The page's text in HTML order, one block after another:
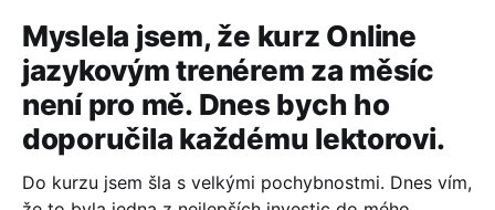
Myslela jsem, že kurz Online
jazykovým trenérem za měsíc
není pro mě. Dnes bych ho
doporučila každému lektorovi.
Do kurzu jsem šla s velkými pochybnostmi. Dnes vím,